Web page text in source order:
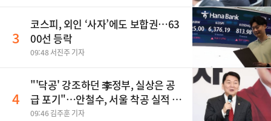
3
코스피, 외인 ‘사자’에도 보합권…63
00선 등락
09:48 서진주 기자
4
"'닥공' 강조하던 李정부, 실상은 공
급 포기"…안철수, 서울 착공 실적 미
달 비판
09:46 김주훈 기자